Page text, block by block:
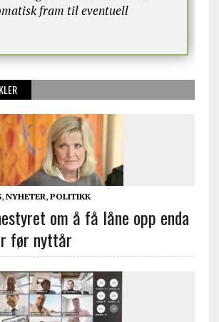
fram til eventuell
, NYHETER, POLITIKK
om å få låne opp enda
før nyttår